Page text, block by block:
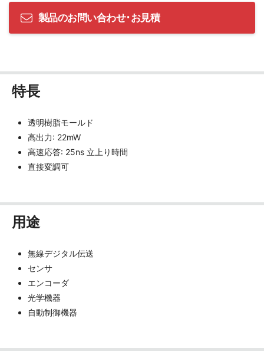
製品のお問い合わせ･お見積
特長
透明樹脂モールド
高出力: 22mW
高速応答: 25ns 立上り時間
直接変調可
用途
無線デジタル伝送
センサ
エンコーダ
光学機器
自動制御機器